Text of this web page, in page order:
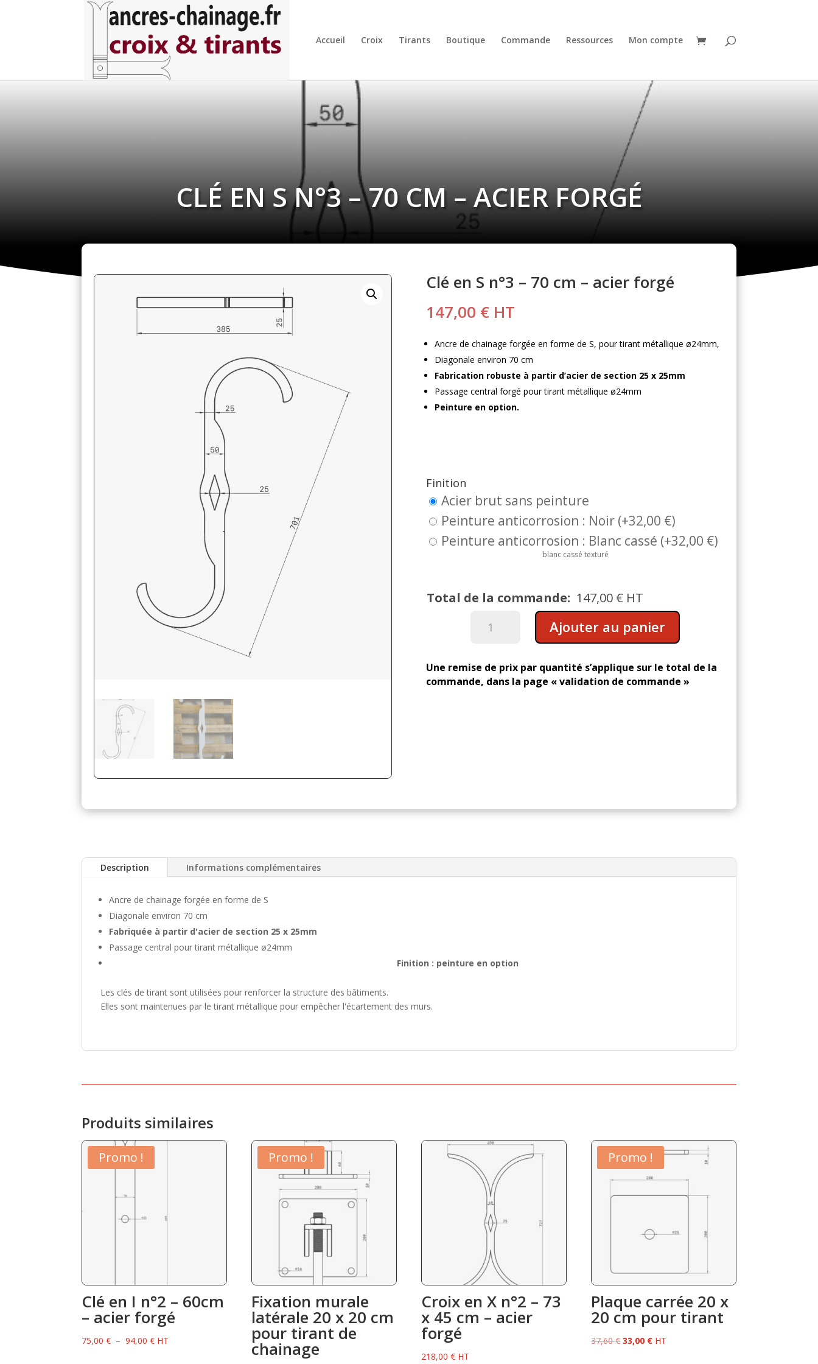
Accueil Croix Tirants Boutique Commande Ressources Mon compte
CLÉ EN S N°3 – 70 CM – ACIER FORGÉ
Clé en S n°3 – 70 cm – acier forgé
147,00 € HT
Ancre de chainage forgée en forme de S, pour tirant métallique ø24mm,
Diagonale environ 70 cm
Fabrication robuste à partir d’acier de section 25 x 25mm
Passage central forgé pour tirant métallique ø24mm
Peinture en option.
Finition
Acier brut sans peinture
Peinture anticorrosion : Noir (+32,00 €)
Peinture anticorrosion : Blanc cassé (+32,00 €)
blanc cassé texturé
Total de la commande: 147,00 € HT
S
n°3
Ajouter au panier
A
e
r
Une remise de prix par quantité s’applique sur le total de la
commande, dans la page « validation de commande »
Description Informations complémentaires
Ancre de chainage forgée en forme de S
Diagonale environ 70 cm
Fabriquée à partir d'acier de section 25 x 25mm
Passage central pour tirant métallique ø24mm
Finition : peinture en option
Les clés de tirant sont utilisées pour renforcer la structure des bâtiments.
Elles sont maintenues par le tirant métallique pour empêcher l'écartement des murs.
Produits similaires
Promo !
Clé en I n°2 – 60cm
– acier forgé
75,00€ – 94,00€Plage
HT
Promo !
Fixation murale
latérale 20 x 20 cm
pour tirant de
chainage
Croix en X n°2 – 73
x 45 cm – acier
forgé
218,00€ HT
Promo !
Plaque carrée 20 x
20 cm pour tirant
37,60€Le
33,00 €Le
HT